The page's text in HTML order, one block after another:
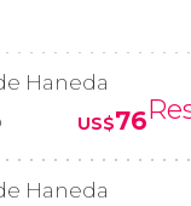
Haneda
US$76
Haneda